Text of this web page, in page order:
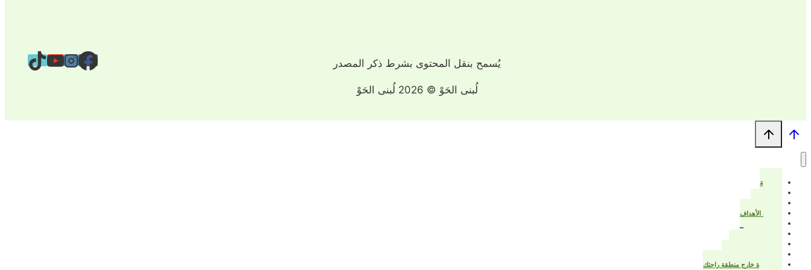
يُسمح بنقل المحتوى بشرط ذكر المصدر
لُبنى الحَوْ © 2026 لُبنى الحَوْ
الرئيسية
تخطيط الأهداف
تبدأ الحياة خارج منطقة راحتك